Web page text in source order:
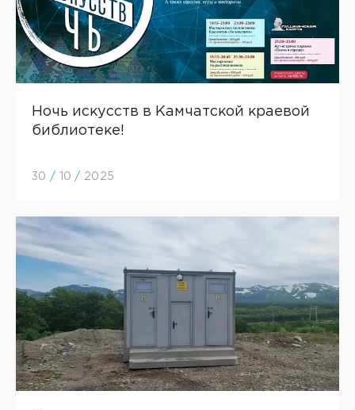
Ночь искусств в Камчатской краевой
библиотеке!
30 / 10 / 2025